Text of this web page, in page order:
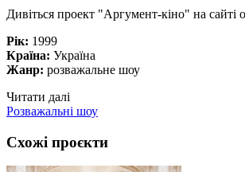
Дивіться проект "Аргумент-кіно" на сайті
Рік: 1999
Країна: Україна
Жанр: розважальне шоу
Читати далі
Розважальні шоу
Схожі проєкти